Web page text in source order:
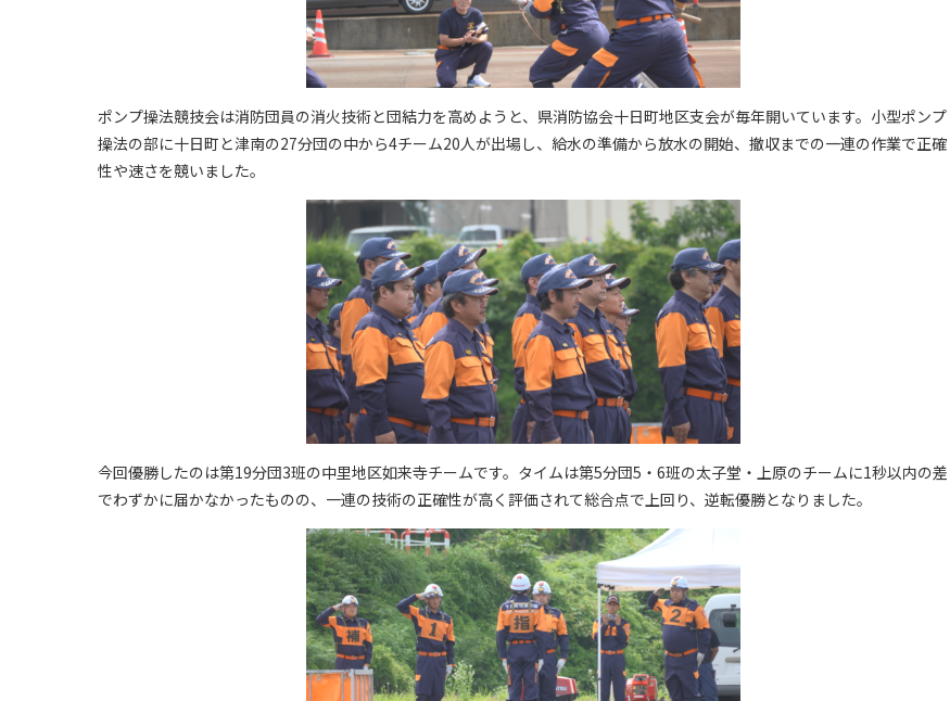
ポンプ操法競技会は消防団員の消火技術と団結力を高めようと、県消防協会十日町地区支会が毎年開いています。小型ポンプ
操法の部に十日町と津南の27分団の中から4チーム20人が出場し、給水の準備から放水の開始、撤収までの一連の作業で正確
性や速さを競いました。
今回優勝したのは第19分団3班の中里地区如来寺チームです。タイムは第5分団5・6班の太子堂・上原のチームに1秒以内の差
でわずかに届かなかったものの、一連の技術の正確性が高く評価されて総合点で上回り、逆転優勝となりました。